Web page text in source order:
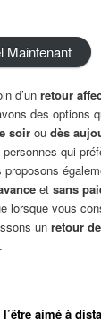
Maintenant
d’unretoura
des options
soir oudès
qui
proposons
etsans
lorsque vous
unretour
aimé à